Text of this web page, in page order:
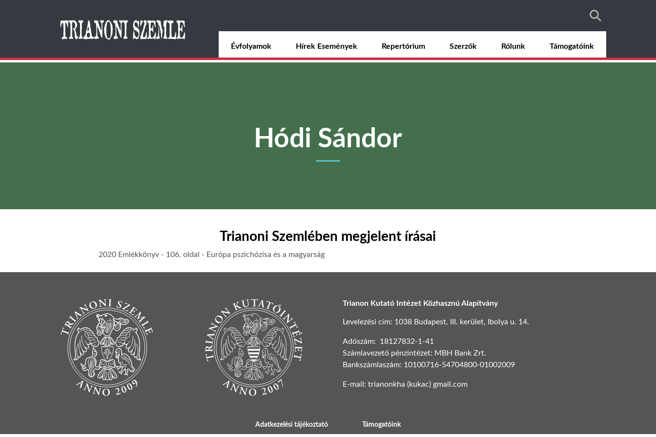
tartalomra
Évfolyamok Hírek Események Repertórium Szerzők Rólunk Támogatóink
Hódi Sándor
Trianoni Szemlében megjelent írásai
2020 Emlékkönyv- 106. oldal - Európa pszichózisa és a magyarság
Trianon Kutató Intézet Közhasznú Alapítvány
Levelezési cím: 1038 Budapest, III. kerület, Ibolya u. 14.
Adószám: 18127832-1-41
Számlavezető pénzintézet: MBH Bank Zrt.
Bankszámlaszám: 10100716-54704800-01002009
E-mail: trianonkha (kukac) gmail.com
Adatkezelési tájékoztató Támogatóink